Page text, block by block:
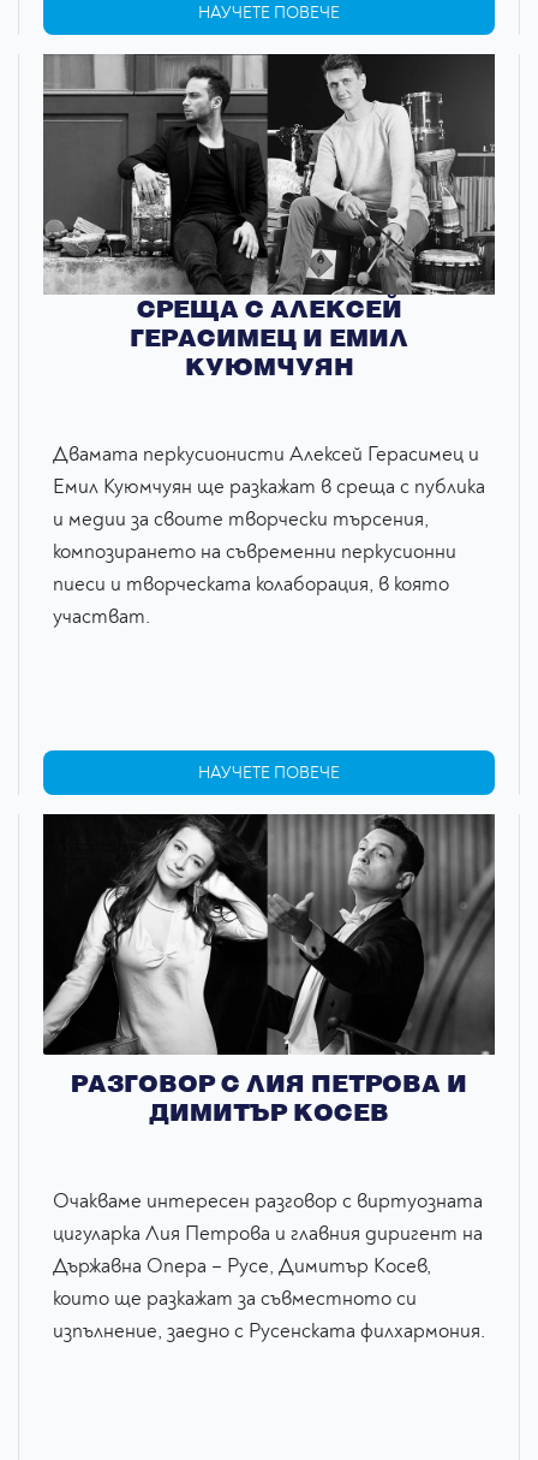
НАУЧЕТЕ ПОВЕЧЕ
СРЕЩА С АЛЕКСЕЙ
ГЕРАСИМЕЦ И ЕМИЛ
КУЮМЧУЯН
Двамата перкусионисти Алексей Герасимец и
Емил Куюмчуян ще разкажат в среща с публика
и медии за своите творчески търсения,
композирането на съвременни перкусионни
пиеси и творческата колаборация, в която
участват.
НАУЧЕТЕ ПОВЕЧЕ
РАЗГОВОР С ЛИЯ ПЕТРОВА И
ДИМИТЪР КОСЕВ
Очакваме интересен разговор с виртуозната
цигуларка Лия Петрова и главния диригент на
Държавна Опера – Русе, Димитър Косев,
които ще разкажат за съвместното си
изпълнение, заедно с Русенската филхармония.